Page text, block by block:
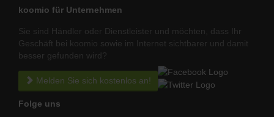
koomio für Unternehmen
Sie sind Händler oder Dienstleister und möchten, dass Ihr
Geschäft bei koomio sowie im Internet sichtbarer und damit
besser gefunden wird?
Melden Sie sich kostenlos an!
Folge uns